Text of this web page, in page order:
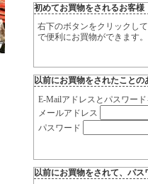
初めてお買物をされるお客様
右下のボタンをクリックし
で便利にお買物ができます。
以前にお買物をされたことの
E-Mailアドレスとパスワー
メールアドレス
パスワード
以前にお買物をされて、パ